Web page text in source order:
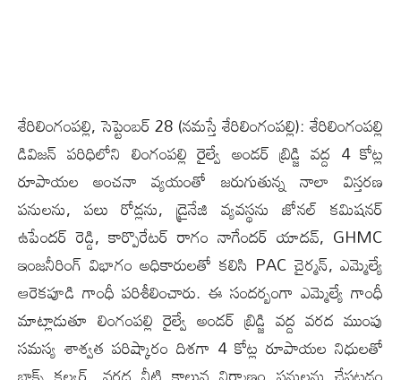
శేరిలింగంపల్లి, సెప్టెంబ‌ర్ 28 (న‌మ‌స్తే శేరిలింగంప‌ల్లి): శేరిలింగంపల్లి
డివిజన్ పరిధిలోని లింగంపల్లి రైల్వే అండర్ బ్రిడ్జి వద్ద 4 కోట్ల
రూపాయల అంచనా వ్యయంతో జరుగుతున్న నాలా విస్తరణ
పనులను, పలు రోడ్లను, డ్రైనేజి వ్యవస్థను జోనల్ కమిషనర్
ఉపేందర్ రెడ్డి, కార్పొరేటర్ రాగం నాగేందర్ యాదవ్, GHMC
ఇంజనీరింగ్ విభాగం అధికారులతో కలిసి PAC చైర్మన్, ఎమ్మెల్యే
ఆరెకపూడి గాంధీ పరిశీలించారు. ఈ సందర్బంగా ఎమ్మెల్యే గాంధీ
మాట్లాడుతూ లింగంపల్లి రైల్వే అండర్ బ్రిడ్జి వద్ద వరద ముంపు
సమస్య శాశ్వత పరిష్కారం దిశగా 4 కోట్ల రూపాయల నిధులతో